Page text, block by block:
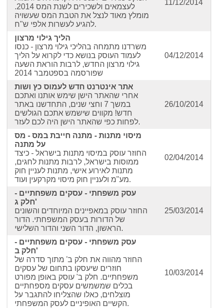
לעצמאים ולשכירים לשנת המס 2014.
מומלץ מאוד לנצל את הטבת המס שעשויה
להגיע לעשרות אלפי ש"ח.
11/12/2014
הליך גילוי מרצון
משרדנו מתמחה בהליכי גילוי מרצון - כנסו
לעמוד העוסק בנושא כדי לקרוא על הליך
גילוי מרצון החדש, לרבות הוראת השעה
שפורסמה בספטמבר 2014
04/12/2014
אתר אינטרנט חדש לעמוס כץ ושות
אחרי שהאתר הישן שימש אותנו ואתכם
במשך 7 וחצי שנים, התחדשנו באתר
חדש! מקווים שישמש אתכם הגולשים
לפחות כפי שהאתר הישן היה לכם לעזר.
26/10/2014
מיסוי מתנות - מתנה חייבת במס - מס
על מתנה
החוזר עוסק במיסוי מתנות בישראל - כיצד
ממוסות בישראל, לרבות מתנות לחגים,
מתנות לאירוע אישי, מתנות לעניין חוק
מע"מ ולעניין חוק מיסוי מקרקעין ועוד.
02/04/2014
עסק משפחתי - עסקים משפחתיים -
חלק ג'
החוזר עוסק במאפיינים המיוחדים והשונים
של הדורות בעסק המשפחתי. הדור
הראשון, הדור השני והדור השלישי.
25/03/2014
עסק משפחתי - עסקים משפחתיים -
חלק ב'
החוזר מהווה את חלק ב' מתוך סדרה של
חוזרים שיעסקו בתחום של עסקים
משפחתיים. חלק ב' עוסק באופן מפורט
בכלים שמשמשים עסקים מספחתיים
מוצלחים, כאלו שהצליחו להתגבר על
הקשיים האופיניים לעסק המשפחתי.
10/03/2014